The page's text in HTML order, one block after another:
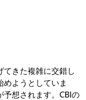
てきた複雑に交錯し
ようとしていま
予想されます。CBIの